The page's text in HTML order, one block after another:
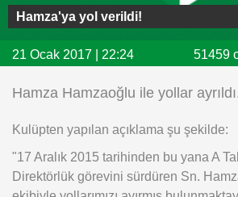
Facebook
Twitter
Instagram
Android
iOS
Hamza'ya yol verildi!
21 Ocak 2017 | 22:24 51459
Hamza Hamzaoğlu ile yollar
Kulüpten yapılan açıklama şu şekilde:
"17 Aralık 2015 tarihinden bu yana A
Direktörlük görevini sürdüren Sn.